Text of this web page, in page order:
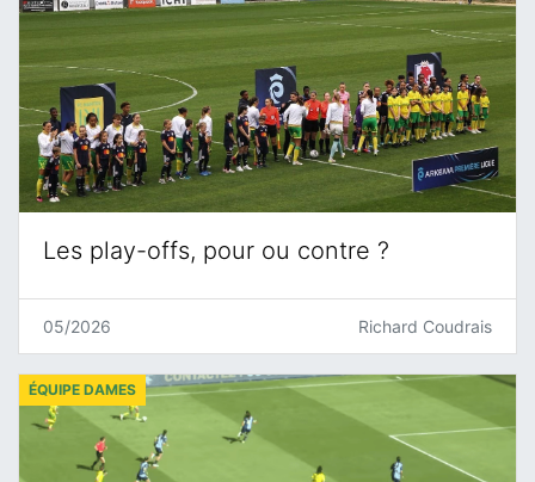
Les play-offs, pour ou contre ?
05/2026 Richard Coudrais
ÉQUIPE DAMES